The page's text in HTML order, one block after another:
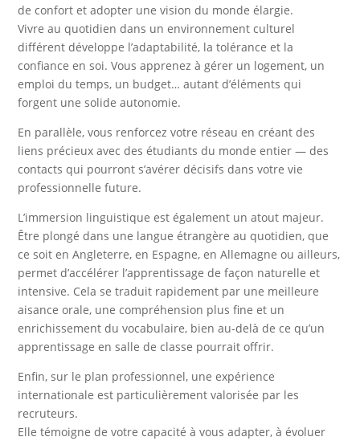
de confort et adopter une vision du monde élargie.
Vivre au quotidien dans un environnement culturel
différent développe l’adaptabilité, la tolérance et la
confiance en soi. Vous apprenez à gérer un logement, un
emploi du temps, un budget… autant d’éléments qui
forgent une solide autonomie.
En parallèle, vous renforcez votre réseau en créant des
liens précieux avec des étudiants du monde entier — des
contacts qui pourront s’avérer décisifs dans votre vie
professionnelle future.
L’immersion linguistique est également un atout majeur.
Être plongé dans une langue étrangère au quotidien, que
ce soit en Angleterre, en Espagne, en Allemagne ou ailleurs,
permet d’accélérer l’apprentissage de façon naturelle et
intensive. Cela se traduit rapidement par une meilleure
aisance orale, une compréhension plus fine et un
enrichissement du vocabulaire, bien au-delà de ce qu’un
apprentissage en salle de classe pourrait offrir.
Enfin, sur le plan professionnel, une expérience
internationale est particulièrement valorisée par les
recruteurs.
Elle témoigne de votre capacité à vous adapter, à évoluer